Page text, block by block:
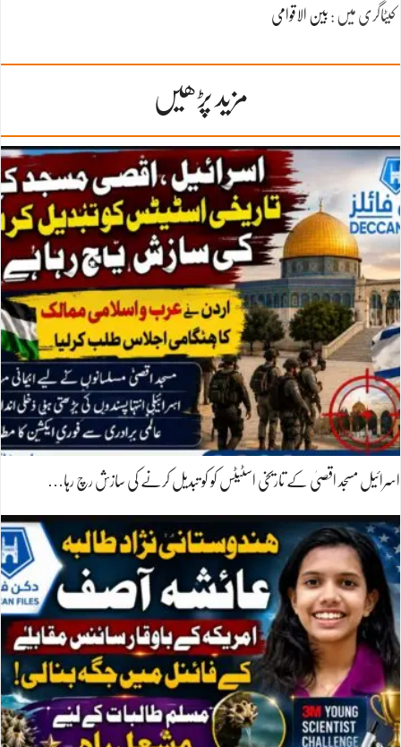
کیٹاگری میں : بین الاقوامی
مزید پڑھیں
اسرائیل مسجد اقصیٰ کے تاریخی اسٹیٹس کو کو تبدیل کرنے کی سازش رچ رہا…